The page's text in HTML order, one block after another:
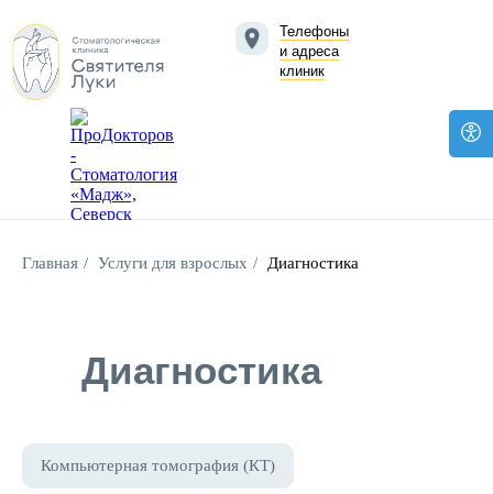
Телефоны
и адреса
клиник
Главная / Услуги для взрослых / Диагностика
Диагностика
Компьютерная томография (КТ)